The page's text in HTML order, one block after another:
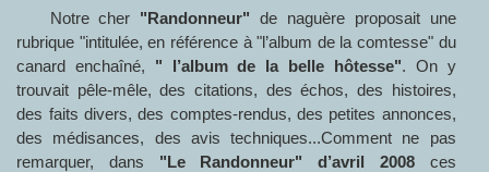
Notre cher "Randonneur" de naguère proposait une
rubrique "intitulée, en référence à "l’album de la comtesse" du
canard enchaîné, " l’album de la belle hôtesse". On y
trouvait pêle-mêle, des citations, des échos, des histoires,
des faits divers, des comptes-rendus, des petites annonces,
des médisances, des avis techniques...Comment ne pas
remarquer, dans "Le Randonneur" d’avril 2008ces